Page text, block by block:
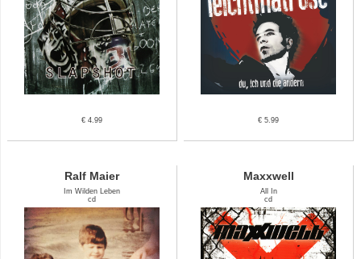
€ 4.99 € 5.99
Ralf Maier
Im Wilden Leben
cd
Maxxwell
All In
cd